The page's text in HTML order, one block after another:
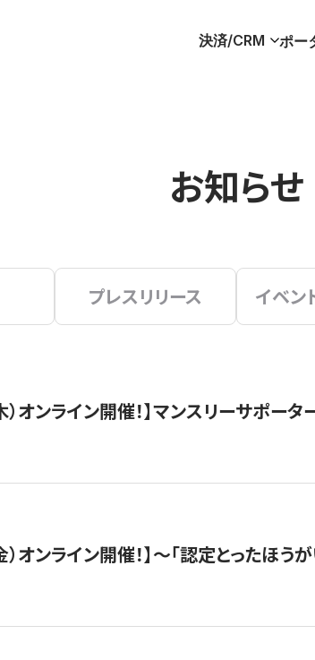
決済/CRM ポー
お知らせ
プレスリリース イベン
）オンライン開催！】マンスリーサポ
）オンライン開催！】〜「認定とったほ